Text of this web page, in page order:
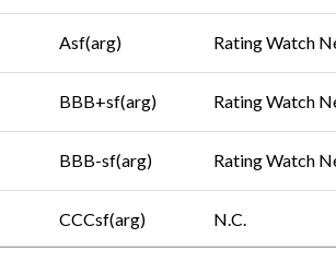
Asf(arg) Rating Watch
BBB+sf(arg) Rating Watch
BBB-sf(arg) Rating Watch
CCCsf(arg) N.C.